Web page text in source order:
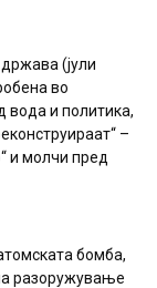
(јули
во
вода и политика,
–
и молчи пред
бомба,
разоружување